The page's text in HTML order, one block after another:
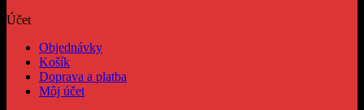
Účet
Objednávky
Košík
Doprava a platba
Môj účet